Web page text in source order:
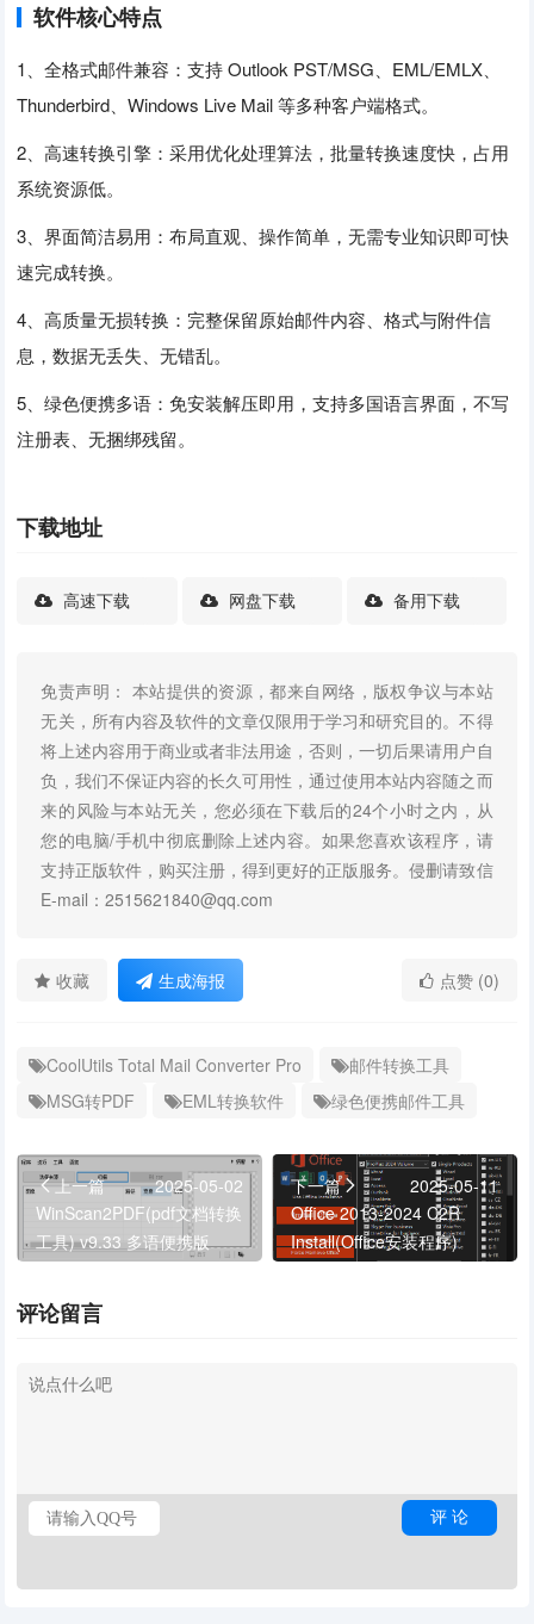
软件核心特点
1、全格式邮件兼容：支持 Outlook PST/MSG、EML/EMLX、
Thunderbird、Windows Live Mail 等多种客户端格式。
2、高速转换引擎：采用优化处理算法，批量转换速度快，占用
系统资源低。
3、界面简洁易用：布局直观、操作简单，无需专业知识即可快
速完成转换。
4、高质量无损转换：完整保留原始邮件内容、格式与附件信
息，数据无丢失、无错乱。
5、绿色便携多语：免安装解压即用，支持多国语言界面，不写
注册表、无捆绑残留。
下载地址
高速下载 网盘下载 备用下载
免责声明： 本站提供的资源，都来自网络，版权争议与本站
无关，所有内容及软件的文章仅限用于学习和研究目的。不得
将上述内容用于商业或者非法用途，否则，一切后果请用户自
负，我们不保证内容的长久可用性，通过使用本站内容随之而
来的风险与本站无关，您必须在下载后的24个小时之内，从
您的电脑/手机中彻底删除上述内容。如果您喜欢该程序，请
支持正版软件，购买注册，得到更好的正版服务。侵删请致信
E-mail：2515621840@qq.com
收藏 生成海报 点赞 (0)
CoolUtils Total Mail Converter Pro
邮件转换工具
MSG转PDF
EML转换软件 绿色便携邮件工具
上一篇
2025-05-02
WinScan2PDF(pdf文档转换
工具) v9.33 多语便携版
下一篇
2025-05-11
Office 2013-2024 C2R
Install(Office安装程序)
评论留言